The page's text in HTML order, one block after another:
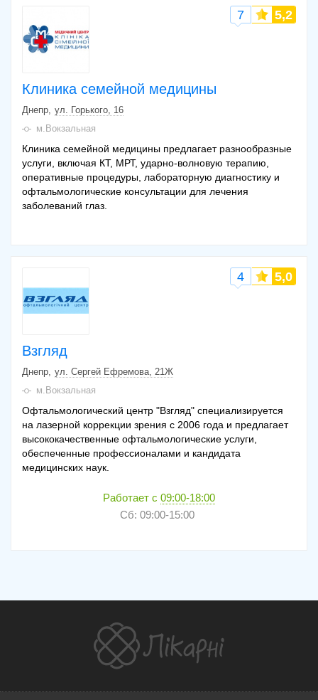
Клиника семейной медицины
7 5,2
Днепр ул. Горького, 16
м.Вокзальная
Клиника семейной медицины предлагает разнообразные
услуги, включая КТ, МРТ, ударно-волновую терапию,
оперативные процедуры, лабораторную диагностику и
офтальмологические консультации для лечения
заболеваний глаз.
Взгляд
4 5,0
Днепр ул. Сергей Ефремова, 21Ж
м.Вокзальная
Офтальмологический центр "Взгляд" специализируется
на лазерной коррекции зрения с 2006 года и предлагает
высококачественные офтальмологические услуги,
обеспеченные профессионалами и кандидата
медицинских наук.
Работает с 09:00-18:00
Сб: 09:00-15:00